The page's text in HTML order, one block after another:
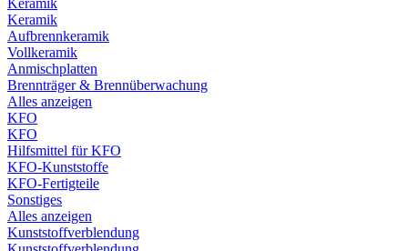
Keramik
Keramik
Aufbrennkeramik
Vollkeramik
Anmischplatten
Brennträger & Brennüberwachung
Alles anzeigen
KFO
KFO
Hilfsmittel für KFO
KFO-Kunststoffe
KFO-Fertigteile
Sonstiges
Alles anzeigen
Kunststoffverblendung